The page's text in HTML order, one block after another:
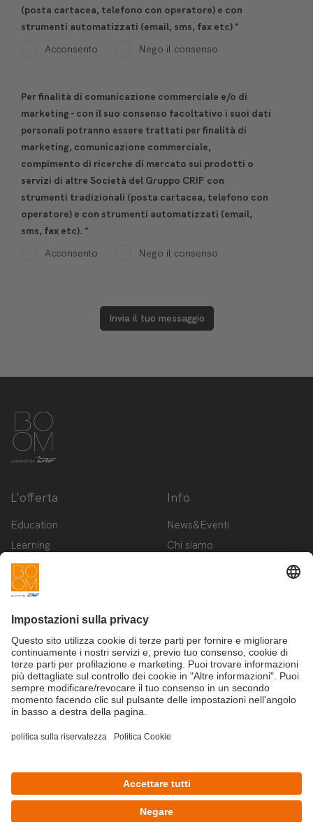
(posta cartacea, telefono con operatore) e con
strumenti automatizzati (email, sms, fax etc) *
Acconsento
Nego il consenso
Per finalità di comunicazione commerciale e/o di
marketing - con il suo consenso facoltativo i suoi dati
personali potranno essere trattati per finalità di
marketing, comunicazione commerciale,
compimento di ricerche di mercato sui prodotti o
servizi di altre Società del Gruppo CRIF con
strumenti tradizionali (posta cartacea, telefono con
operatore) e con strumenti automatizzati (email,
sms, fax etc). *
Acconsento
Nego il consenso
Invia il tuo messaggio
L'offerta
Education
Learning
Innovation
Startup
Info
News&Eventi
Chi siamo
Iscriviti alla newsletter BOOM
This site is protected by reCAPTCHA and the Google
©Copyright 2025 - CRIF S.p.A.
CRIF S.p.A.: Via della Beverara, 21 | 40131 Bologna | Italy